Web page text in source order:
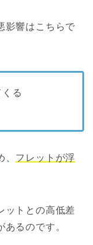
影響はこちらで
る
フレットが浮
ットとの高低差
るのです。